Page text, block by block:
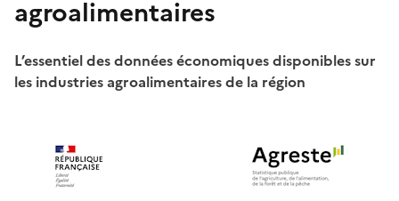
agroalimentaires
L’essentiel des données économiques disponibles sur
les industries agroalimentaires de la région